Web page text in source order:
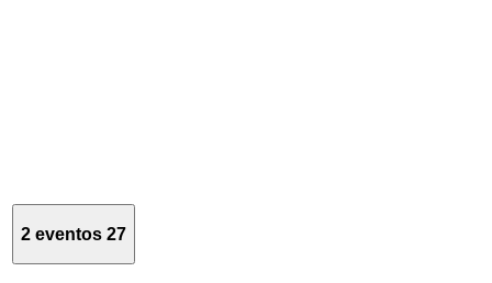
2 eventos 27